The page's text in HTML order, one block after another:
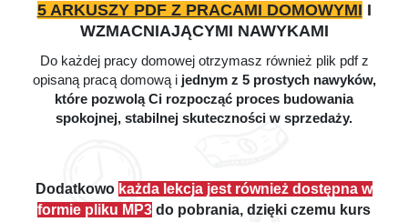
5 ARKUSZY PDF Z PRACAMI DOMOWYMI I
WZMACNIAJĄCYMI NAWYKAMI
Do każdej pracy domowej otrzymasz również plik pdf z
opisaną pracą domową i jednym z 5 prostych nawyków,
które pozwolą Ci rozpocząć proces budowania
spokojnej, stabilnej skuteczności w sprzedaży.
Dodatkowo każda lekcja jest również dostępna w
formie pliku MP3 do pobrania, dzięki czemu kurs